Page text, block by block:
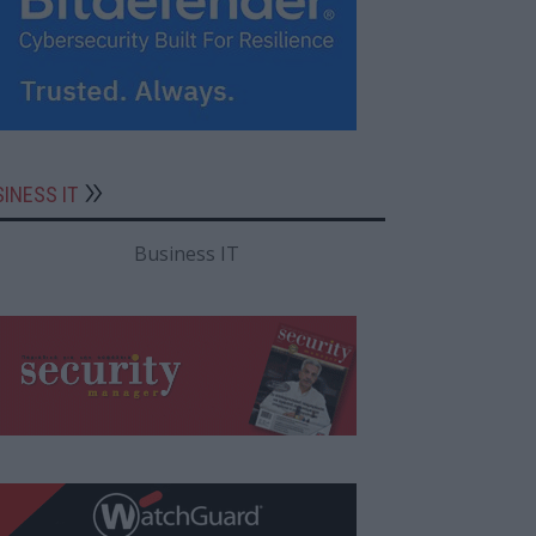
IT